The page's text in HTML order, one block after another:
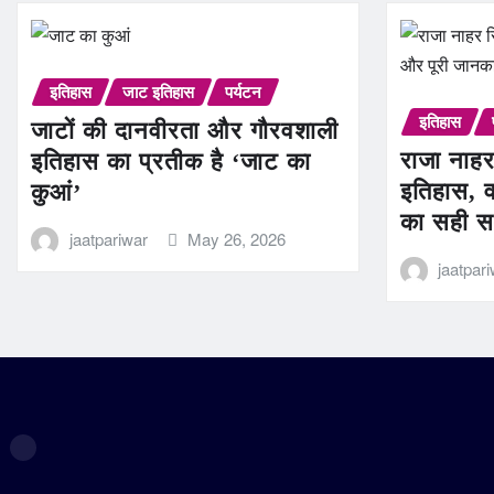
इतिहास जाट इतिहास पर्यटन
जाटों की दानवीरता और गौरवशाली
इतिहास का प्रतीक है ‘जाट का
कुआं’
jaatpariwar May 26, 2026
इतिहास
राजा
इतिहास,
का सही